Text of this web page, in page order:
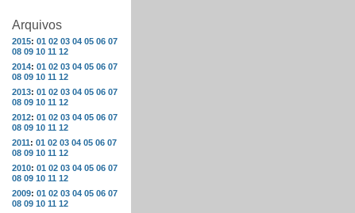
Arquivos
2015: 01 02 03 04 05 06 07
08 09 10 11 12
2014: 01 02 03 04 05 06 07
08 09 10 11 12
2013: 01 02 03 04 05 06 07
08 09 10 11 12
2012: 01 02 03 04 05 06 07
08 09 10 11 12
2011: 01 02 03 04 05 06 07
08 09 10 11 12
2010: 01 02 03 04 05 06 07
08 09 10 11 12
2009: 01 02 03 04 05 06 07
08 09 10 11 12